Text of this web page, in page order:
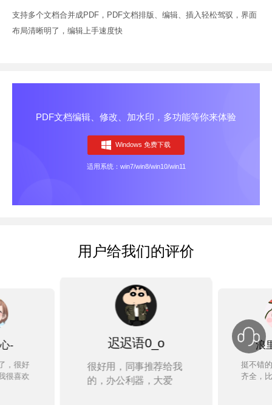
支持多个文档合并成PDF，PDF文档排版、编辑、插入轻松驾驭，界面
布局清晰明了，编辑上手速度快
PDF文档编辑、修改、加水印，多功能等你来体验
Windows 免费下载
适用系统：win7/win8/win10/win11
用户给我们的评价
-
，很好
很喜欢
迟迟语0_o
很好用，同事推荐给我
的，办公利器，大爱
浪
挺不错
齐全，